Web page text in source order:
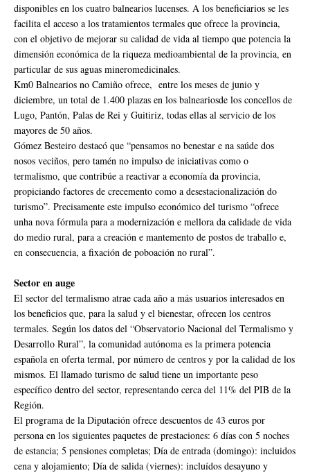
disponibles en los cuatro balnearios lucenses. A los beneficiarios se les
facilita el acceso a los tratamientos termales que ofrece la provincia,
con el objetivo de mejorar su calidad de vida al tiempo que potencia la
dimensión económica de la riqueza medioambiental de la provincia, en
particular de sus aguas mineromedicinales.
Km0 Balnearios no Camiño ofrece, entre los meses de junio y
diciembre, un total de 1.400 plazas en los balneariosde los concellos de
Lugo, Pantón, Palas de Rei y Guitiriz, todas ellas al servicio de los
mayores de 50 años.
Gómez Besteiro destacó que “pensamos no benestar e na saúde dos
nosos veciños, pero tamén no impulso de iniciativas como o
termalismo, que contribúe a reactivar a economía da provincia,
propiciando factores de crecemento como a desestacionalización do
turismo”. Precisamente este impulso económico del turismo “ofrece
unha nova fórmula para a modernización e mellora da calidade de vida
do medio rural, para a creación e mantemento de postos de traballo e,
en consecuencia, a fixación de poboación no rural”.
Sector en auge
El sector del termalismo atrae cada año a más usuarios interesados en
los beneficios que, para la salud y el bienestar, ofrecen los centros
termales. Según los datos del “Observatorio Nacional del Termalismo y
Desarrollo Rural”, la comunidad autónoma es la primera potencia
española en oferta termal, por número de centros y por la calidad de los
mismos. El llamado turismo de salud tiene un importante peso
específico dentro del sector, representando cerca del 11% del PIB de la
Región.
El programa de la Diputación ofrece descuentos de 43 euros por
persona en los siguientes paquetes de prestaciones: 6 días con 5 noches
de estancia; 5 pensiones completas; Día de entrada (domingo): incluidos
cena y alojamiento; Día de salida (viernes): incluídos desayuno y